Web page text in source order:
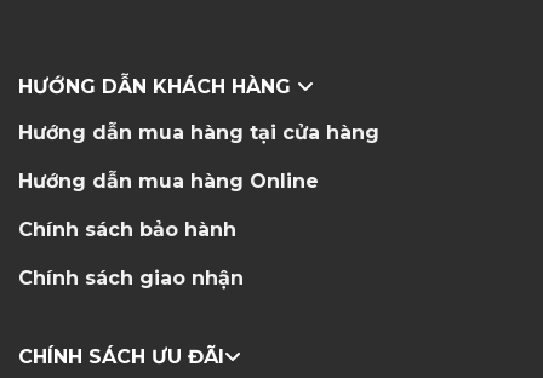
HƯỚNG DẪN KHÁCH HÀNG
Hướng dẫn mua hàng tại cửa hàng
Hướng dẫn mua hàng Online
Chính sách bảo hành
Chính sách giao nhận
CHÍNH SÁCH ƯU ĐÃI